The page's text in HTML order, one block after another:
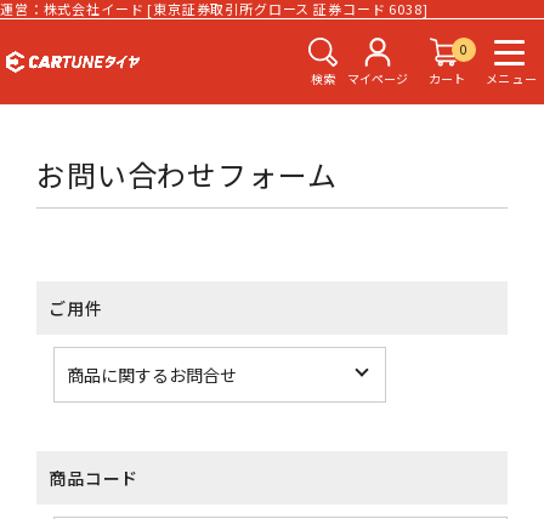
運営：株式会社イード [東京証券取引所グロース 証券コード 6038]
検索 マイページ
0
カート
メニュー
お問い合わせフォーム
ご用件
商品コード